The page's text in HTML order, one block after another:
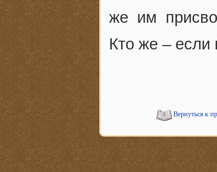
же им
Кто же – если
Вернуться к